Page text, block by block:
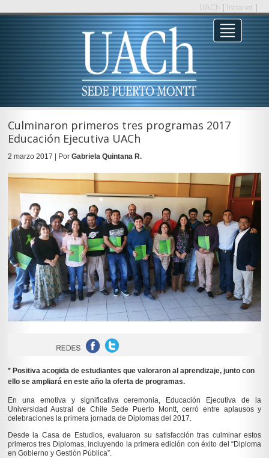
UACh Intranet
Culminaron primeros tres programas 2017
Educación Ejecutiva UACh
2 marzo 2017 | Por Gabriela Quintana R.
* Positiva acogida de estudiantes que valoraron al aprendizaje, junto con
ello se ampliará en este año la oferta de programas.
En una emotiva y significativa ceremonia, Educación Ejecutiva de la
Universidad Austral de Chile Sede Puerto Montt, cerró entre aplausos y
celebraciones la primera jornada de Diplomas del 2017.
Desde la Casa de Estudios, evaluaron su satisfacción tras culminar estos
primeros tres Diplomas, incluyendo la primera edición con éxito del “Diploma
en Gobierno y Gestión Pública”.